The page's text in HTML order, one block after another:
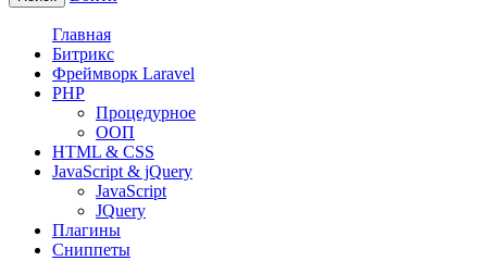
Главная
Битрикс
Фреймворк Laravel
PHP
Процедурное
ООП
HTML & CSS
JavaScript & jQuery
JavaScript
JQuery
Плагины
Сниппеты